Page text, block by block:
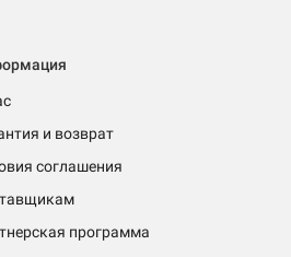
и возврат
соглашения
программа